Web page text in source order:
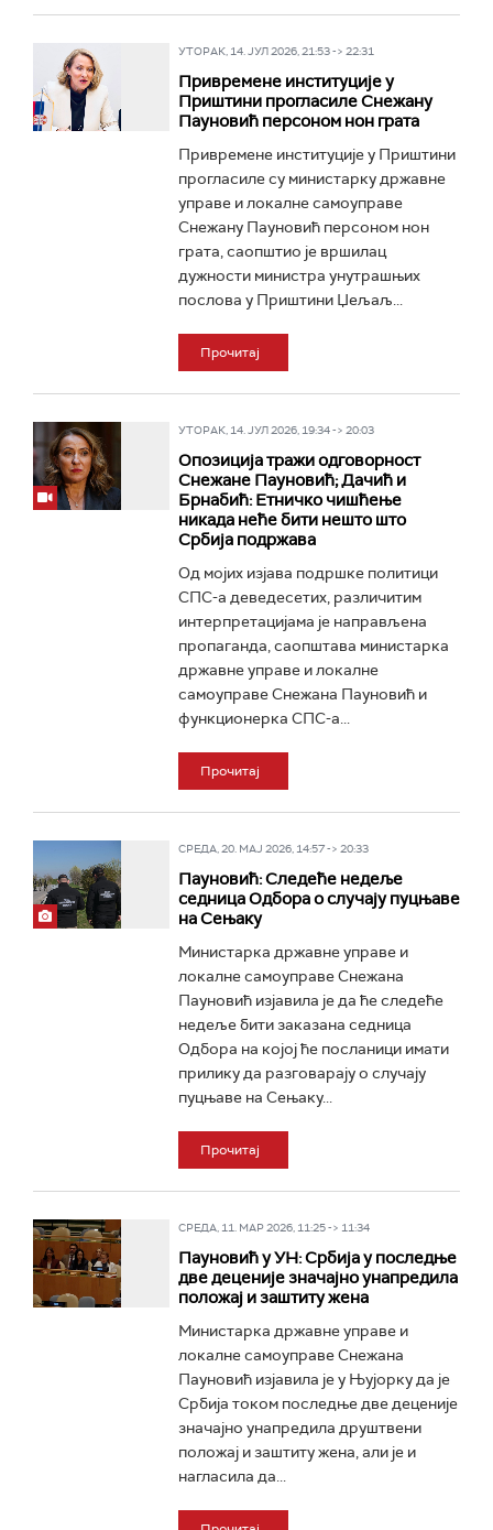
УТОРАК, 14. ЈУЛ 2026, 21:53 -> 22:31
Привремене институције у
Приштини прогласиле Снежану
Пауновић персоном нон грата
Привремене институције у Приштини
прогласиле су министарку државне
управе и локалне самоуправе
Снежану Пауновић персоном нон
грата, саопштио је вршилац
дужности министра унутрашњих
послова у Приштини Џељаљ...
Прочитај
УТОРАК, 14. ЈУЛ 2026, 19:34 -> 20:03
Опозиција тражи одговорност
Снежане Пауновић; Дачић и
Брнабић: Етничко чишћење
никада неће бити нешто што
Србија подржава
Од мојих изјава подршке политици
СПС-а деведесетих, различитим
интерпретацијама је направљена
пропаганда, саопштава министарка
државне управе и локалне
самоуправе Снежана Пауновић и
функционерка СПС-а...
Прочитај
СРЕДА, 20. МАЈ 2026, 14:57 -> 20:33
Пауновић: Следеће недеље
седница Одбора о случају пуцњаве
на Сењаку
Министарка државне управе и
локалне самоуправе Снежана
Пауновић изјавила је да ће следеће
недеље бити заказана седница
Одбора на којој ће посланици имати
прилику да разговарају о случају
пуцњаве на Сењаку...
Прочитај
СРЕДА, 11. МАР 2026, 11:25 -> 11:34
Пауновић у УН: Србија у последње
две деценије значајно унапредила
положај и заштиту жена
Министарка државне управе и
локалне самоуправе Снежана
Пауновић изјавила је у Њујорку да је
Србија током последње две деценије
значајно унапредила друштвени
положај и заштиту жена, али је и
нагласила да...